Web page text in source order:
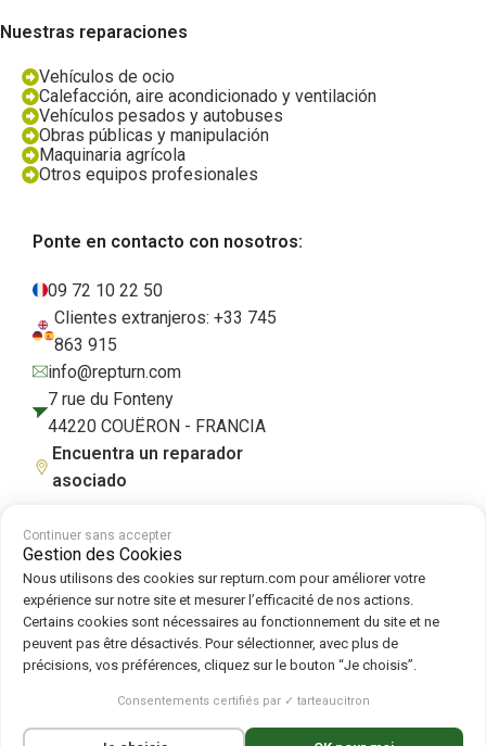
Nuestras reparaciones
Vehículos de ocio
Calefacción, aire acondicionado y ventilación
Vehículos pesados y autobuses
Obras públicas y manipulación
Maquinaria agrícola
Otros equipos profesionales
Ponte en contacto con nosotros:
09 72 10 22 50
Clientes extranjeros: +33 745
863 915
info@repturn.com
7 rue du Fonteny
44220 COUËRON - FRANCIA
Encuentra un reparador
asociado
Condiciones generales de venta Aviso legal Política de privacidad
Cookies|Política de cookies
Síguenos en :
Repturn 2026
Continuer sans accepter
Gestion des Cookies
Nous utilisons des cookies sur repturn.com pour améliorer votre
expérience sur notre site et mesurer l’efficacité de nos actions.
Certains cookies sont nécessaires au fonctionnement du site et ne
peuvent pas être désactivés. Pour sélectionner, avec plus de
précisions, vos préférences, cliquez sur le bouton “Je choisis”.
Consentements certifiés par ✓ tarteaucitron
Français(Francés)